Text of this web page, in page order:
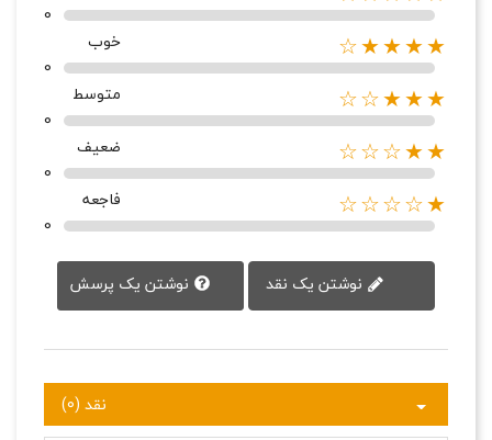
0
★★★★☆
خوب
0
★★★☆☆
متوسط
0
★★☆☆☆
ضعیف
0
★☆☆☆☆
فاجعه
0
نوشتن یک پرسش
نقد (0)